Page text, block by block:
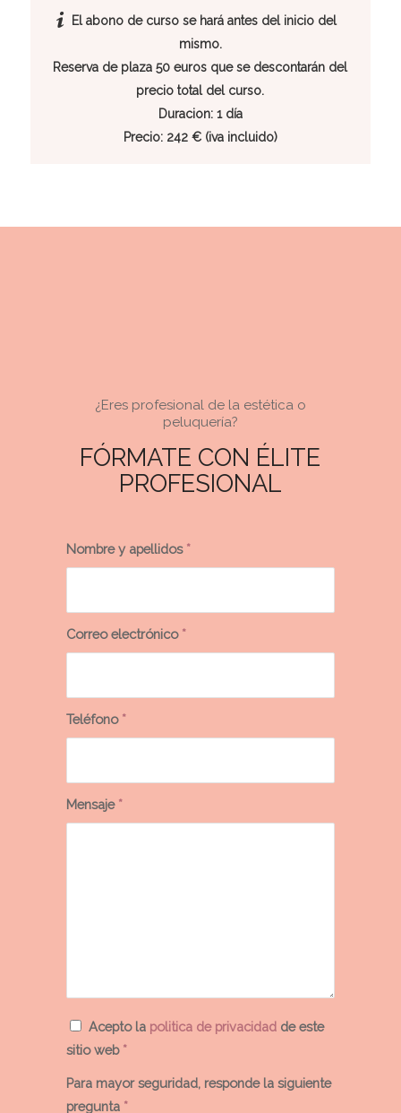
El abono de curso se hará antes del inicio del
mismo.
Reserva de plaza 50 euros que se descontarán del
precio total del curso.
Duracion: 1 día
Precio: 242 € (iva incluido)
¿Eres profesional de la estética o
peluquería?
FÓRMATE CON ÉLITE
PROFESIONAL
Nombre y apellidos *
Correo electrónico *
Teléfono *
Mensaje *
Acepto la politica de privacidadde este
sitio web *
Para mayor seguridad, responde la siguiente
pregunta *